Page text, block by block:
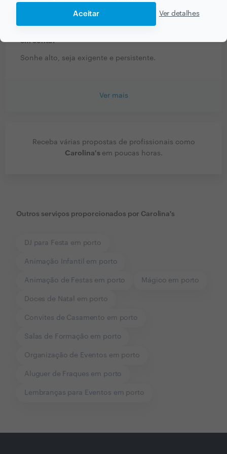
Aceitar Ver detalhes
Que conselhos daria a alguém que quer contratar
em conta?
Sonhe alto, seja exigente e persistente.
Ver mais
Receba várias propostas de profissionais como
Carolina's em poucas horas.
Outros serviços proporcionados por Carolina's
DJ para Festa em porto
Animação Infantil em porto
Animação de Festas em porto Mágico em porto
Doces de Natal em porto
Convites de Casamento em porto
Salas de Formação em porto
Organização de Eventos em porto
Aluguer de Fraques em porto
Lembranças para Eventos em porto